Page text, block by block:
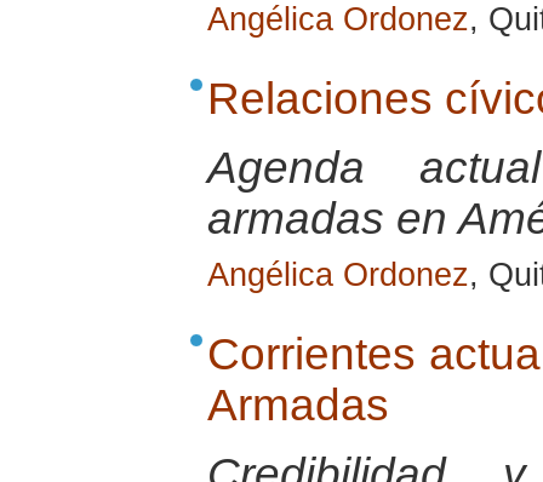
Angélica Ordonez,
Relaciones
Agenda
armadas en
Angélica Ordonez,
Corrientes
Armadas